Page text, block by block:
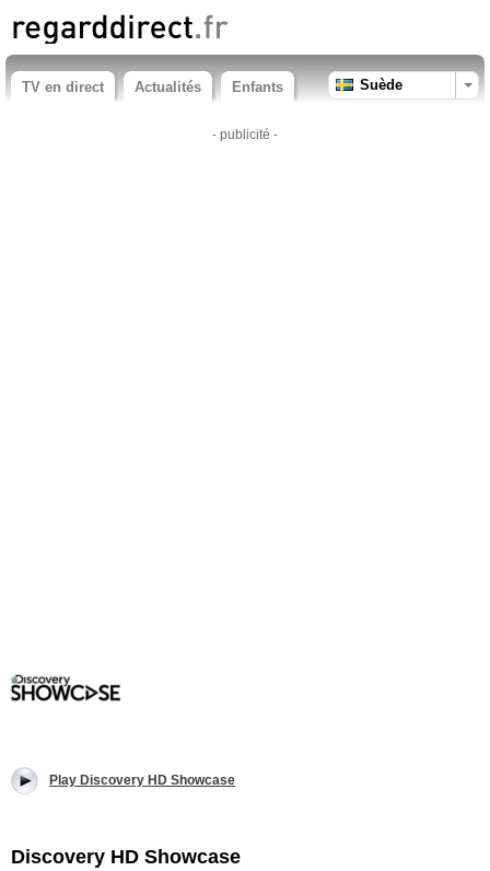
TV en direct Actualités Enfants Suède
- publicité -
Play Discovery HD Showcase
Discovery HD Showcase